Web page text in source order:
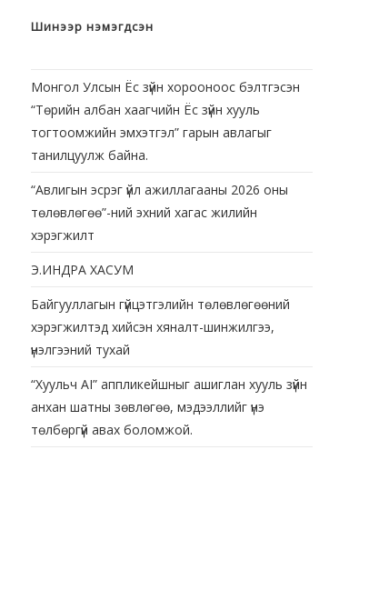
Шинээр нэмэгдсэн
Монгол Улсын Ёс зүйн хорооноос бэлтгэсэн
“Төрийн албан хаагчийн Ёс зүйн хууль
тогтоомжийн эмхэтгэл” гарын авлагыг
танилцуулж байна.
“Авлигын эсрэг үйл ажиллагааны 2026 оны
төлөвлөгөө”-ний эхний хагас жилийн
хэрэгжилт
Э.ИНДРА ХАСУМ
Байгууллагын гүйцэтгэлийн төлөвлөгөөний
хэрэгжилтэд хийсэн хяналт-шинжилгээ,
үнэлгээний тухай
“Хуульч АІ” аппликейшныг ашиглан хууль зүйн
анхан шатны зөвлөгөө, мэдээллийг үнэ
төлбөргүй авах боломжой.